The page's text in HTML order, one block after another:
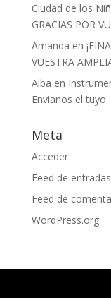
Ciudad de los
GRACIAS POR
Amanda en
VUESTRA
Alba en
Envianos el tuyo
Meta
Acceder
Feed de entradas
Feed de
WordPress.org